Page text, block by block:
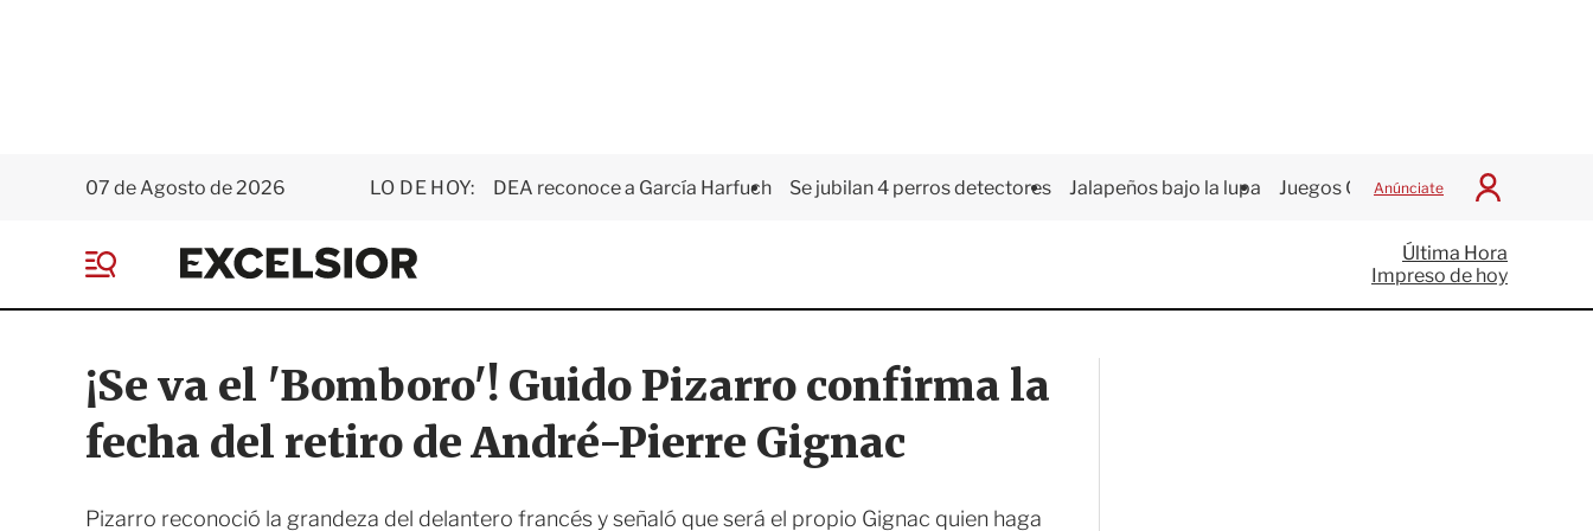
07 de Agosto de 2026 LO DE HOY: DEA reconoce a García Harfuch Se jubilan 4 perros detectores Jalapeños bajo la lupa Juegos Centroamericanos
Anúnciate
I
c
i
a
E
x
e
i
o
r
e
Última Hora
Impreso de hoy
¡Se va el 'Bomboro'! Guido Pizarro confirma la
fecha del retiro de André-Pierre Gignac
Pizarro reconoció la grandeza del delantero francés y señaló que será el propio Gignac quien haga